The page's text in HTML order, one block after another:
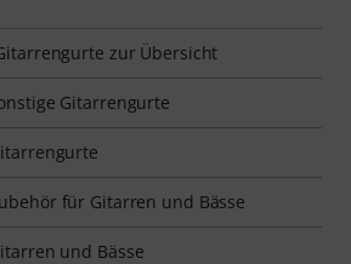
zur Übersicht
Gitarrengurte
für Gitarren und Bässe
und Bässe